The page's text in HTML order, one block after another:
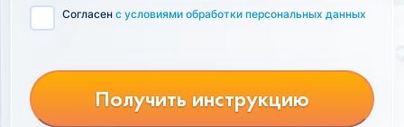
Согласен с условиями обработки персональных данных
Получить инструкцию